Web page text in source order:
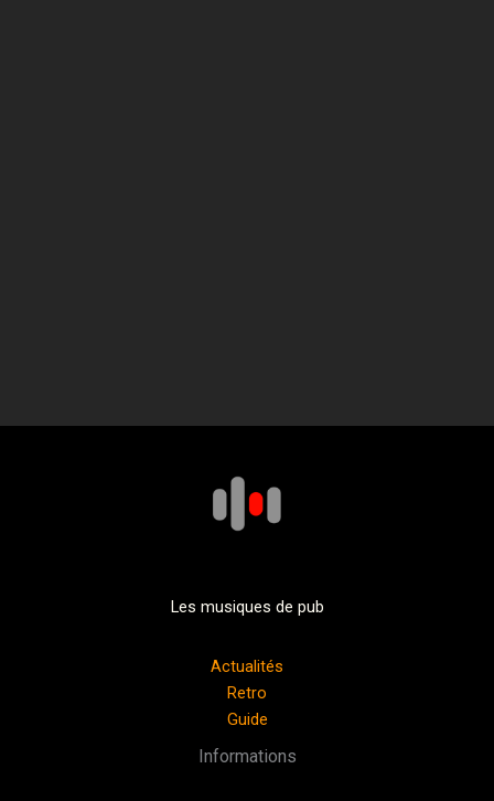
Les musiques de pub
Actualités
Retro
Guide
Informations